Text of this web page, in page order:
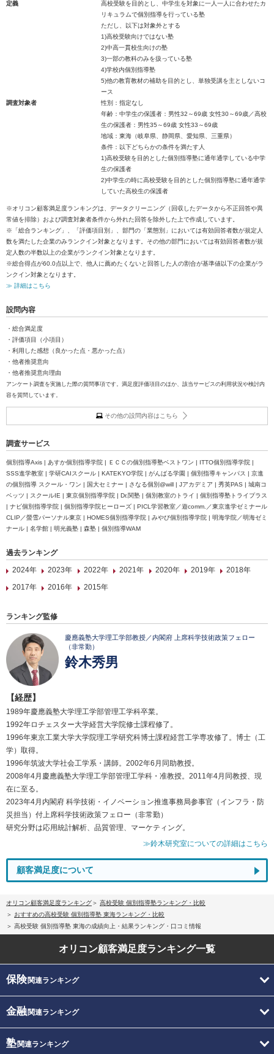
定義
高校受験を目的とし、中学生を対象に一人一人に合わせたカ
リキュラムで個別指導を行っている塾
ただし、以下は対象外とする
1)高校受験向けではない塾
2)中高一貫校生向けの塾
3)一部の教科のみを扱っている塾
4)学校内個別指導塾
5)他の教育教材の補助を目的とし、単独受講を主としないコ
ース
調査対象者
性別：指定なし
年齢：中学生の保護者：男性32～69歳 女性30～69歳／高校
生の保護者：男性35～69歳 女性33～69歳
地域：東海（岐阜県、静岡県、愛知県、三重県）
条件：以下どちらかの条件を満たす人
1)高校受験を目的とした個別指導塾に通年通学している中学
生の保護者
2)中学生の時に高校受験を目的とした個別指導塾に通年通学
していた高校生の保護者
※オリコン顧客満足度ランキングは、データクリーニング（回収したデータから不正回答や異
常値を排除）および調査対象者条件から外れた回答を除外した上で作成しています。
※「総合ランキング」、「評価項目別」、部門の「業態別」においては有効回答者数が規定人
数を満たした企業のみランクイン対象となります。その他の部門においては有効回答者数が規
定人数の半数以上の企業がランクイン対象となります。
※総合得点が60.0点以上で、他人に薦めたくないと回答した人の割合が基準値以下の企業がラ
ンクイン対象となります。
≫ 詳細はこちら
設問内容
・総合満足度
・評価項目（小項目）
・利用した感想（良かった点・悪かった点）
・他者推奨意向
・他者推奨意向理由
アンケート調査を実施した際の質問事項です。満足度評価項目のほか、該当サービスの利用状況や検討内
容を質問しています。
その他の設問内容はこちら
調査サービス
個別指導Axis | あすか個別指導学院 | ＥＣＣの個別指導塾ベストワン | ITTO個別指導学院 |
SSS進学教室 | 学研CAIスクール | KATEKYO学院 | がんばる学園 | 個別指導キャンパス | 京進
の個別指導 スクール・ワン | 国大セミナー | さなる個別@will | Jアカデミア | 秀英PAS | 城南コ
ベッツ | スクールIE | 東京個別指導学院 | Dr.関塾 | 個別教室のトライ | 個別指導塾トライプラス
| ナビ個別指導学院 | 個別指導学院ヒーローズ | PICL学習教室／遊comm.／東京進学ゼミナール
CLIP／螢雪パーソナル東京 | HOMES個別指導学院 | みやび個別指導学院 | 明海学院／明海ゼミ
ナール | 名学館 | 明光義塾 | 森塾 | 個別指導WAM
過去ランキング
2024年
2023年 2022年 2021年 2020年 2019年
2018年
2017年
2016年 2015年
ランキング監修
慶應義塾大学理工学部教授／内閣府 上席科学技術政策フェロー
（非常勤）
鈴木秀男
【経歴】
1989年慶應義塾大学理工学部管理工学科卒業。
1992年ロチェスター大学経営大学院修士課程修了。
1996年東京工業大学大学院理工学研究科博士課程経営工学専攻修了。博士（工
学）取得。
1996年筑波大学社会工学系・講師。2002年6月同助教授。
2008年4月慶應義塾大学理工学部管理工学科・准教授。2011年4月同教授、現
在に至る。
2023年4月内閣府 科学技術・イノベーション推進事務局参事官（インフラ・防
災担当）付上席科学技術政策フェロー（非常勤）
研究分野は応用統計解析、品質管理、マーケティング。
≫鈴木研究室についての詳細はこちら
顧客満足度について
オリコン顧客満足度ランキング
高校受験 個別指導塾ランキング・比較
おすすめの高校受験 個別指導塾 東海ランキング・比較
高校受験 個別指導塾 東海の成績向上・結果ランキング・口コミ情報
オリコン顧客満足度ランキング一覧
保険関連ランキング
金融関連ランキング
塾関連ランキング